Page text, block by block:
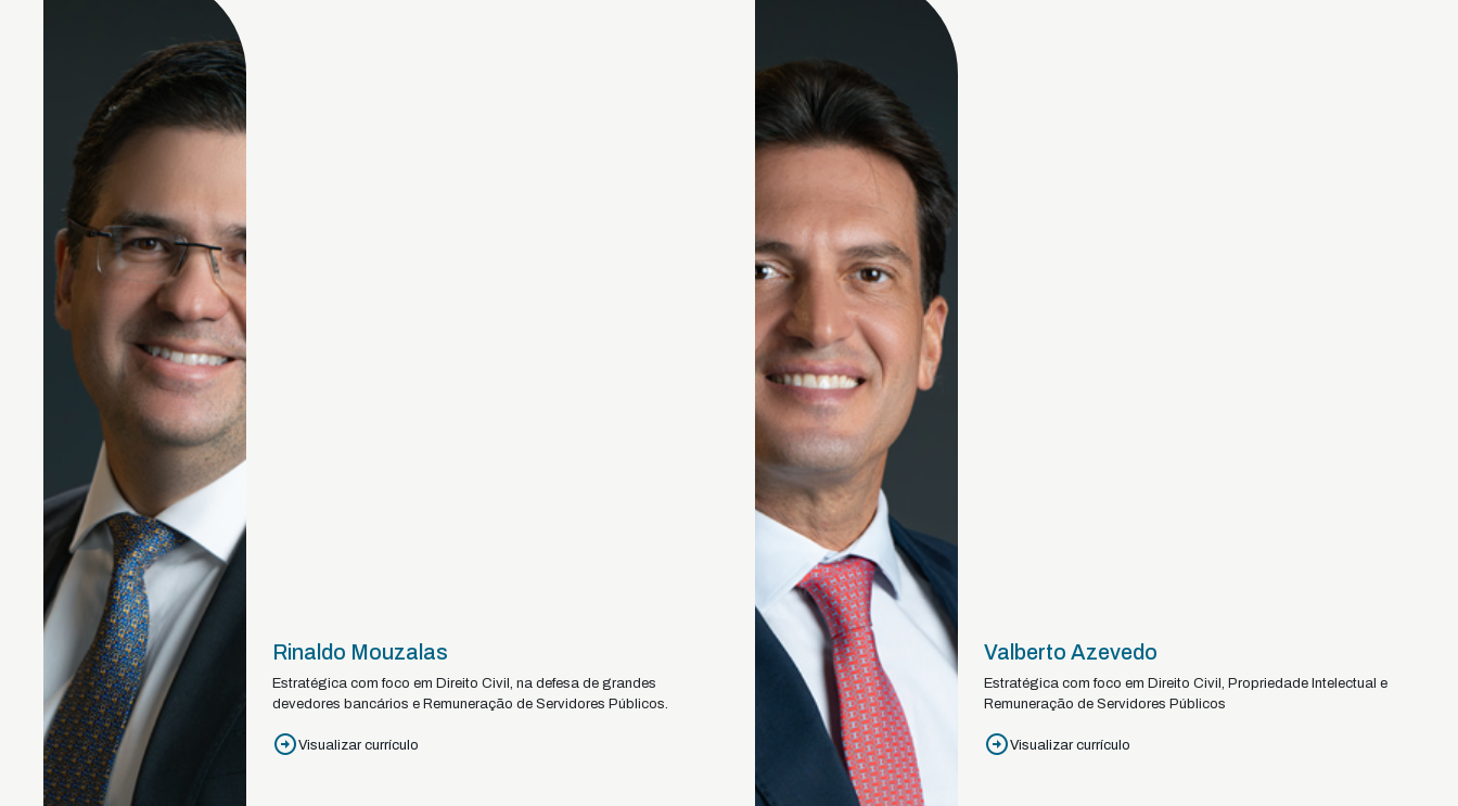
Rinaldo Mouzalas
Estratégica com foco em Direito Civil, na defesa de grandes
devedores bancários e Remuneração de Servidores Públicos.
Visualizar currículo
Valberto Azevedo
Estratégica com foco em Direito Civil, Propriedade Intelectual e
Remuneração de Servidores Públicos
Visualizar currículo